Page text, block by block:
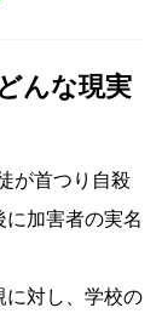
んな現実
が首つり自殺
に加害者の実名
対し、学校の